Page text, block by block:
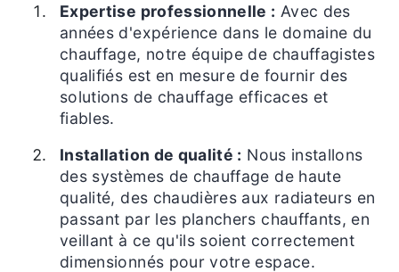
Expertise professionnelle : Avec des
années d'expérience dans le domaine du
chauffage, notre équipe de chauffagistes
qualifiés est en mesure de fournir des
solutions de chauffage efficaces et
fiables.
Installation de qualité : Nous installons
des systèmes de chauffage de haute
qualité, des chaudières aux radiateurs en
passant par les planchers chauffants, en
veillant à ce qu'ils soient correctement
dimensionnés pour votre espace.